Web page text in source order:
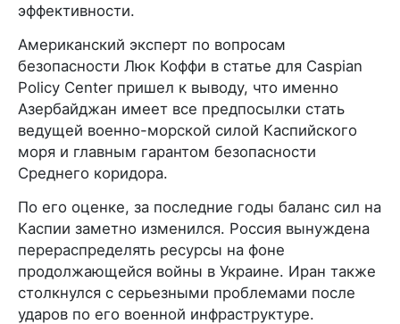
эффективности.
Американский эксперт по вопросам
безопасности Люк Коффи в статье для Caspian
Policy Center пришел к выводу, что именно
Азербайджан имеет все предпосылки стать
ведущей военно-морской силой Каспийского
моря и главным гарантом безопасности
Среднего коридора.
По его оценке, за последние годы баланс сил на
Каспии заметно изменился. Россия вынуждена
перераспределять ресурсы на фоне
продолжающейся войны в Украине. Иран также
столкнулся с серьезными проблемами после
ударов по его военной инфраструктуре.